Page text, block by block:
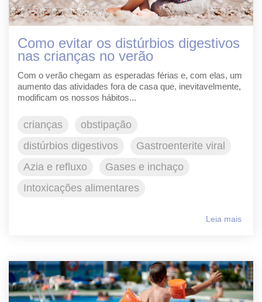
Como evitar os distúrbios digestivos
nas crianças no verão
Com o verão chegam as esperadas férias e, com elas, um
aumento das atividades fora de casa que, inevitavelmente,
modificam os nossos hábitos...
crianças
obstipação
distúrbios digestivos
Gastroenterite viral
Azia e refluxo
Gases e inchaço
Intoxicações alimentares
Leia mais